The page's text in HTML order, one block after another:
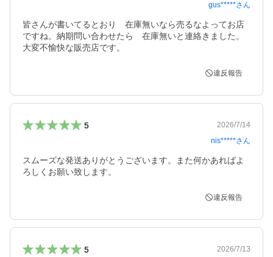
gus*****さん
皆さんが書いてるとおり　在庫無いなら売るなよってお店
ですね。納期問い合わせたら　在庫無いと連絡きました。
違反報告
5
2026/7/14
nis*****さん
スムーズな発送ありがとうございます。また何かあればよ
ろしくお願い致します。
違反報告
5
2026/7/13